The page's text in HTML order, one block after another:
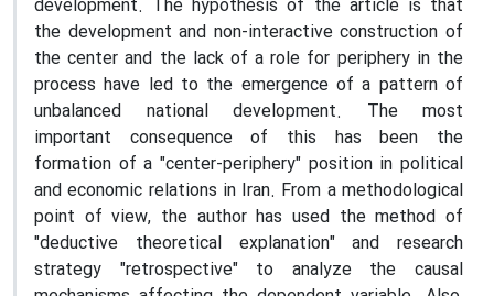
development. The hypothesis of the article is that
the development and non-interactive construction of
the center and the lack of a role for periphery in the
process have led to the emergence of a pattern of
unbalanced national development. The most
important consequence of this has been the
formation of a "center-periphery" position in political
and economic relations in Iran. From a methodological
point of view, the author has used the method of
"deductive theoretical explanation" and research
strategy "retrospective" to analyze the causal